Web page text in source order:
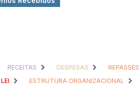
RECEITAS DESPESAS REPASSES
ESTRUTURA ORGANIZACIONAL